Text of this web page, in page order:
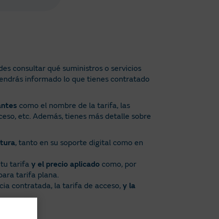
consultar qué suministros o servicios
informado lo que tienes contratado
como el nombre de la tarifa, las
etc. Además, tienes más detalle sobre
, tanto en su soporte digital como en
tarifa y el precio aplicadocomo, por
tarifa plana.
contratada, la tarifa de acceso,y la